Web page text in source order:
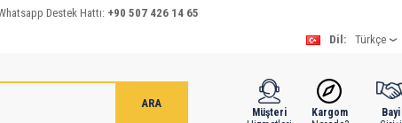
Destek Hattı: +90 507 426 14 65
Dil:
Bayi
Kargom
Müşteri